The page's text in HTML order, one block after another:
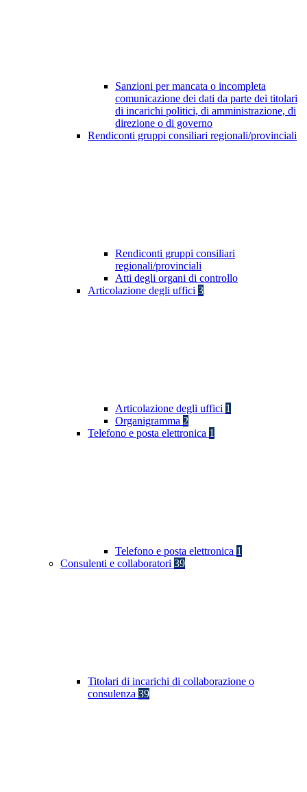
Sanzioni per mancata o incompleta
comunicazione dei dati da parte dei titolari
di incarichi politici, di amministrazione, di
direzione o di governo
Rendiconti gruppi consiliari regionali/provinciali
Rendiconti gruppi consiliari
regionali/provinciali
Atti degli organi di controllo
Articolazione degli uffici 3
Articolazione degli uffici 1
Organigramma 2
Telefono e posta elettronica 1
Telefono e posta elettronica 1
Consulenti e collaboratori 39
Titolari di incarichi di collaborazione o
consulenza 39